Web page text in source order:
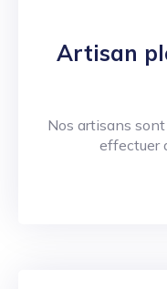
Artisan
Nos artisans
effectuer